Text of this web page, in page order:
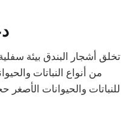
تخلق أشجار البندق بيئة
من أنواع النباتات
للنباتات والحيوانات الأصغر